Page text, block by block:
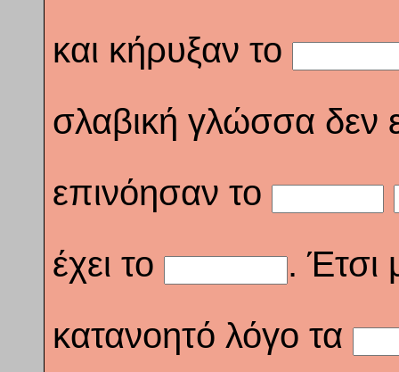
και κήρυξαν το
σλαβική γλώσσα δεν
επινόησαν το
έχει το
. Έτσι
κατανοητό λόγο τα